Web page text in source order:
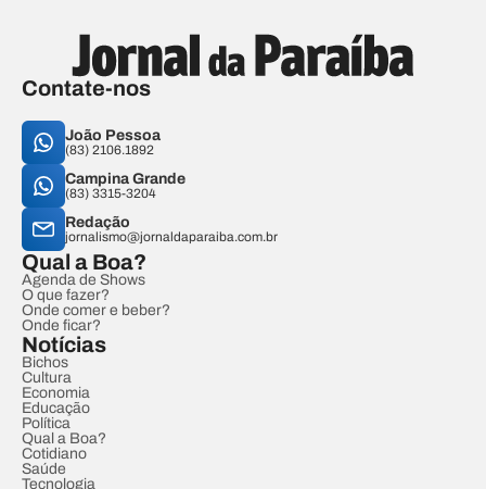
Contate-nos
João Pessoa
(83) 2106.1892
Campina Grande
(83) 3315-3204
Redação
jornalismo@jornaldaparaiba.com.br
Qual a Boa?
Agenda de Shows
O que fazer?
Onde comer e beber?
Onde ficar?
Notícias
Bichos
Cultura
Economia
Educação
Política
Qual a Boa?
Cotidiano
Saúde
Tecnologia